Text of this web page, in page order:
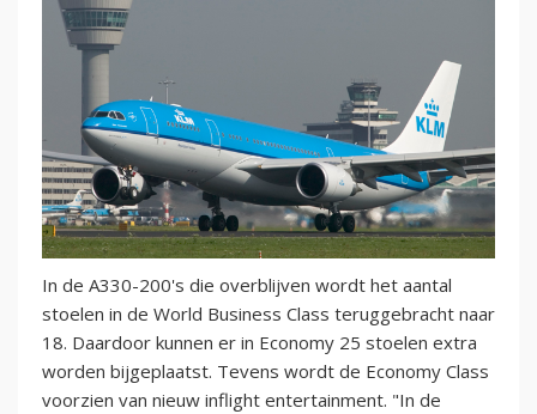
In de A330-200's die overblijven wordt het aantal
stoelen in de World Business Class teruggebracht naar
18. Daardoor kunnen er in Economy 25 stoelen extra
worden bijgeplaatst. Tevens wordt de Economy Class
voorzien van nieuw inflight entertainment. "In de